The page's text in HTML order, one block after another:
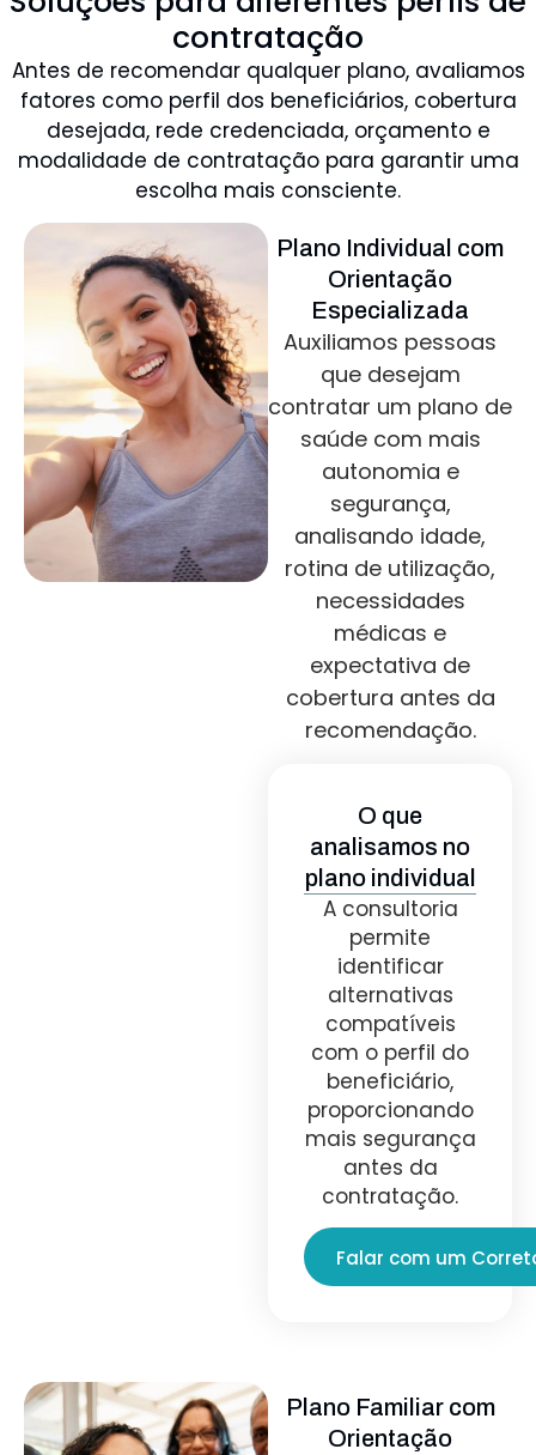
contratação
Antes de recomendar qualquer plano, avaliamos
fatores como perfil dos beneficiários, cobertura
desejada, rede credenciada, orçamento e
modalidade de contratação para garantir uma
escolha mais consciente.
Plano Individual com
Orientação
Especializada
Auxiliamos pessoas
que desejam
contratar um plano de
saúde com mais
autonomia e
segurança,
analisando idade,
rotina de utilização,
necessidades
médicas e
expectativa de
cobertura antes da
recomendação.
O que
analisamos no
plano individual
A consultoria
permite
identificar
alternativas
compatíveis
com o perfil do
beneficiário,
proporcionando
mais segurança
antes da
contratação.
Falar com um
Plano Familiar com
Orientação